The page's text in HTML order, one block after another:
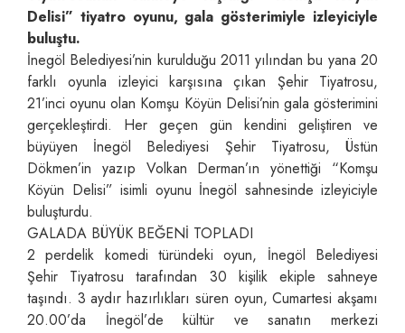
Delisi” tiyatro oyunu, gala gösterimiyle izleyiciyle
buluştu.
İnegöl Belediyesi’nin kurulduğu 2011 yılından bu yana 20
farklı oyunla izleyici karşısına çıkan Şehir Tiyatrosu,
21’inci oyunu olan Komşu Köyün Delisi’nin gala gösterimini
gerçekleştirdi. Her geçen gün kendini geliştiren ve
büyüyen İnegöl Belediyesi Şehir Tiyatrosu, Üstün
Dökmen’in yazıp Volkan Derman’ın yönettiği “Komşu
Köyün Delisi” isimli oyunu İnegöl sahnesinde izleyiciyle
buluşturdu.
GALADA BÜYÜK BEĞENİ TOPLADI
2 perdelik komedi türündeki oyun, İnegöl Belediyesi
Şehir Tiyatrosu tarafından 30 kişilik ekiple sahneye
taşındı. 3 aydır hazırlıkları süren oyun, Cumartesi akşamı
20.00’da İnegöl’de kültür ve sanatın merkezi